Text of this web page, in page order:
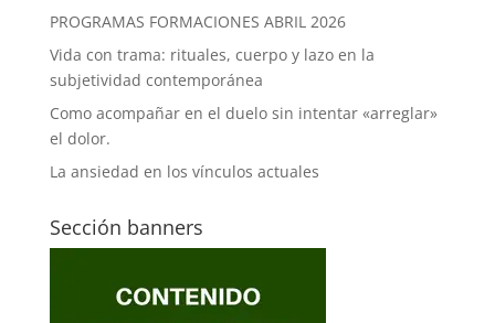
PROGRAMAS FORMACIONES ABRIL 2026
Vida con trama: rituales, cuerpo y lazo en la
subjetividad contemporánea
Como acompañar en el duelo sin intentar «arreglar»
el dolor.
La ansiedad en los vínculos actuales
Sección banners